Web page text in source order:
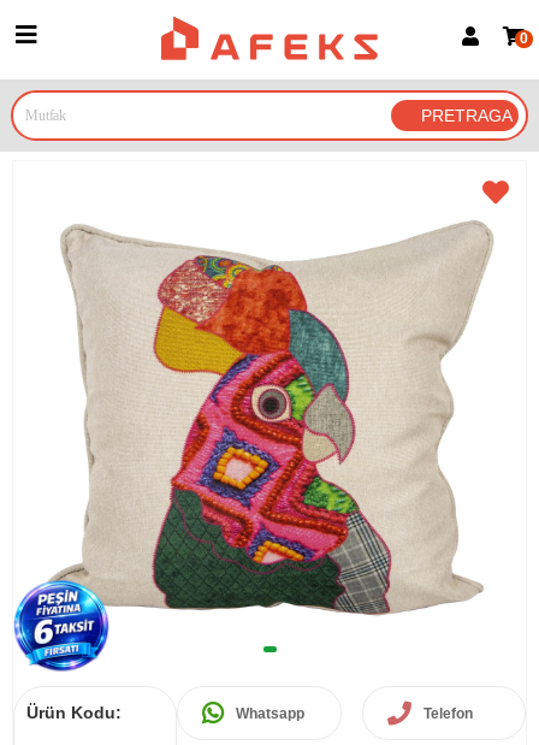
Prijava za članove
Prijavite se Google nalogom
0
Ürün Kodu: Whatsapp Telefon